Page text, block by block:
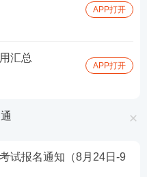
APP打开
汇总
APP打开
试报名通知（8月24日-9